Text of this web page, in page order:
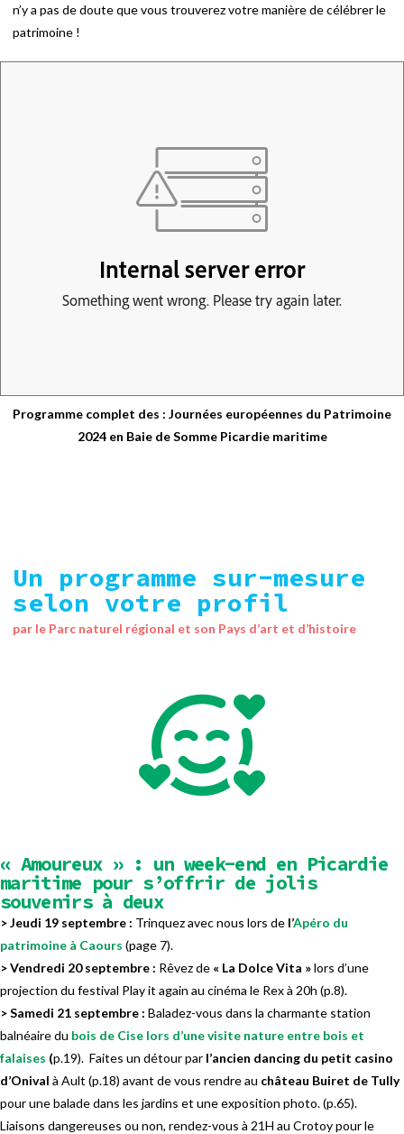
n’y a pas de doute que vous trouverez votre manière de célébrer le
patrimoine !
Programme complet des : Journées européennes du Patrimoine
2024 en Baie de Somme Picardie maritime
Un programme sur-mesure
selon votre profil
par le Parc naturel régional et son Pays d’art et d’histoire
« Amoureux » : un week-end en Picardie
maritime pour s’offrir de jolis
souvenirs à deux
> Jeudi 19 septembre : Trinquez avec nous lors de l’Apéro du
patrimoine à Caours (page 7).
> Vendredi 20 septembre : Rêvez de « La Dolce Vita »lors d’une
projection du festival Play it again au cinéma le Rex à 20h (p.8).
> Samedi 21 septembre : Baladez-vous dans la charmante station
balnéaire du bois de Cise lors d’une visite nature entre bois et
falaises (p.19). Faites un détour par l’ancien dancing du petit casino
d’Onival à Ault (p.18) avant de vous rendre au château Buiret de Tully
pour une balade dans les jardins et une exposition photo. (p.65).
Liaisons dangereuses ou non, rendez-vous à 21H au Crotoy pour le